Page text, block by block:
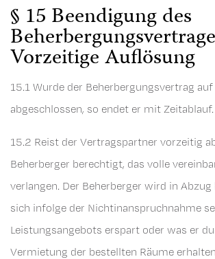
§ 15 Beendigung des
Vorzeitige Auflösung
15.1 Wurde der Beherbergungsvertrag
abgeschlossen, so endet er mit Zeitablauf.
15.2 Reist der Vertragspartner vorzeitig
Beherberger berechtigt, das volle
verlangen. Der Beherberger wird in Abzug
sich infolge der Nichtinanspruchnahme
Leistungsangebots erspart oder was er
Vermietung der bestellten Räume